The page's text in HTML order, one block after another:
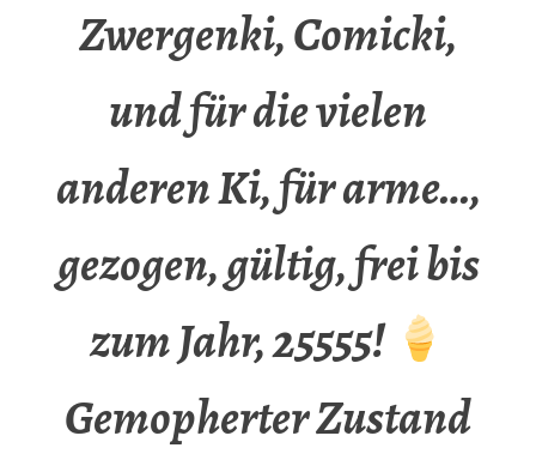
Zwergenki, Comicki,
und für die vielen
anderen Ki, für arme…,
gezogen, gültig, frei bis
zum Jahr, 25555!
Gemopherter Zustand